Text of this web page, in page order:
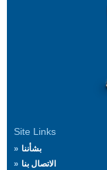
Site Links
بشأننا
الاتصال بنا